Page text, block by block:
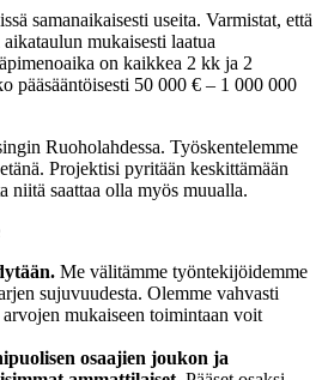
samanaikaisesti useita. Varmistat, että
mukaisesti laatua
on kaikkea 2 kk ja 2
pääsääntöisesti 50 000 € – 1 000 000
Ruoholahdessa. Työskentelemme
Projektisi pyritään keskittämään
niitä saattaa olla myös muualla.
Me välitämme työntekijöidemme
sujuvuudesta. Olemme vahvasti
mukaiseen toimintaan voit
osaajien joukon ja